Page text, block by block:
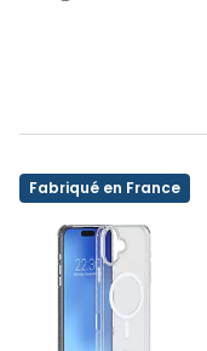
Fabriqué en France